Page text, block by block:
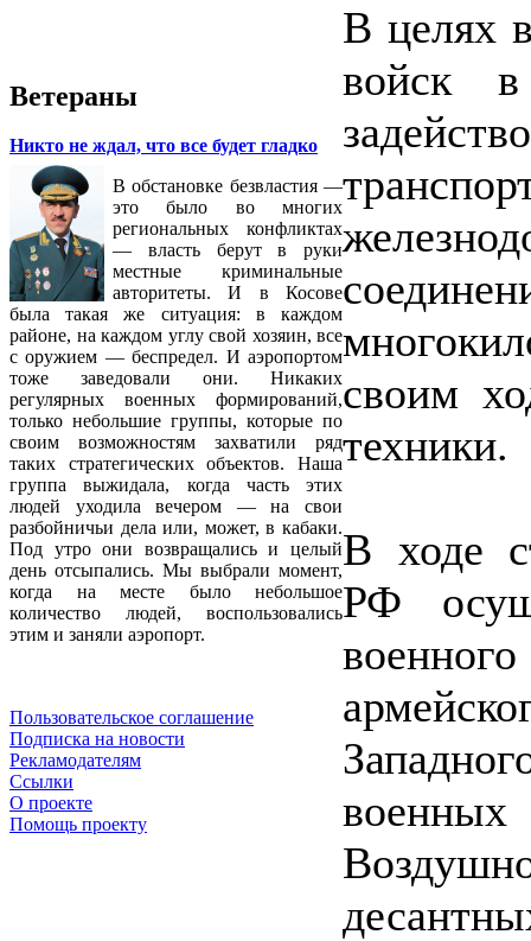
Ветераны
Никто не ждал, что все будет гладко
В обстановке безвластия —
это было во многих
региональных конфликтах
— власть берут в руки
местные криминальные
авторитеты. И в Косове
была такая же ситуация: в каждом
районе, на каждом углу свой хозяин, все
с оружием — беспредел. И аэропортом
тоже заведовали они. Никаких
регулярных военных формирований,
только небольшие группы, которые по
своим возможностям захватили ряд
таких стратегических объектов. Наша
группа выжидала, когда часть этих
людей уходила вечером — на свои
разбойничьи дела или, может, в кабаки.
Под утро они возвращались и целый
день отсыпались. Мы выбрали момент,
когда на месте было небольшое
количество людей, воспользовались
этим и заняли аэропорт.
Пользовательское соглашение
Подписка на новости
Рекламодателям
Ссылки
О проекте
Помощь проекту
В целях
войск
своим
техники.
В ходе
РФ